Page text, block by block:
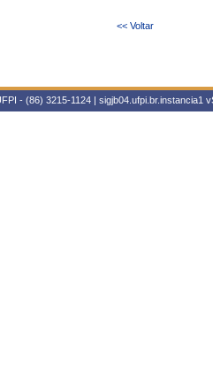
<< Voltar
- (86) 3215-1124 | sigjb04.ufpi.br.instancia1